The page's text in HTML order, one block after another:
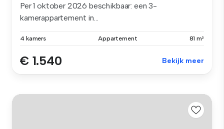
Per 1 oktober 2026 beschikbaar: een 3-
kamerappartement in...
4 kamers Appartement 81 m²
€ 1.540 Bekijk meer